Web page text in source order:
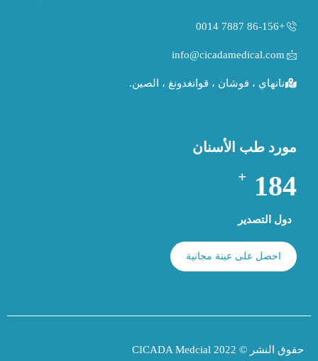
+86-156 7887 0014
info@cicadamedical.com
نانهاي ، فوشان ، قوانغدونغ ، الصين.
مورد طب الأسنان
190
+
دول التصدير
احصل على عينة مجانية
حقوق النشر © 2022 CICADA Medcial